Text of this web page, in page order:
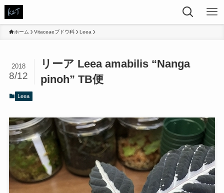
ホーム Vitaceaeブドウ科 Leea
リーア Leea amabilis “Nanga
pinoh” TB便
2018
8/12
Leea